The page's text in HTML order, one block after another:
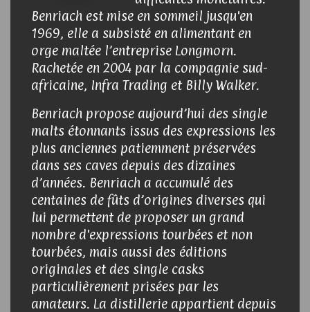
Benriach est mise en sommeil jusqu'en
1969, elle a subsisté en alimentant en
orge maltée l’entreprise Longmorn.
Rachetée en 2004 par la compagnie sud-
africaine, Infra Trading et Billy Walker.
Benriach propose aujourd’hui des single
malts étonnants issus des expressions les
plus anciennes patiemment préservées
dans ses caves depuis des dizaines
d’années. Benriach a accumulé des
centaines de fûts d’origines diverses qui
lui permettent de proposer un grand
nombre d'expressions tourbées et non
tourbées, mais aussi des éditions
originales et des single casks
particulièrement prisées par les
amateurs. La distillerie appartient depuis